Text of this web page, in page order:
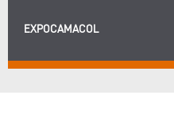
EXPOCAMACOL